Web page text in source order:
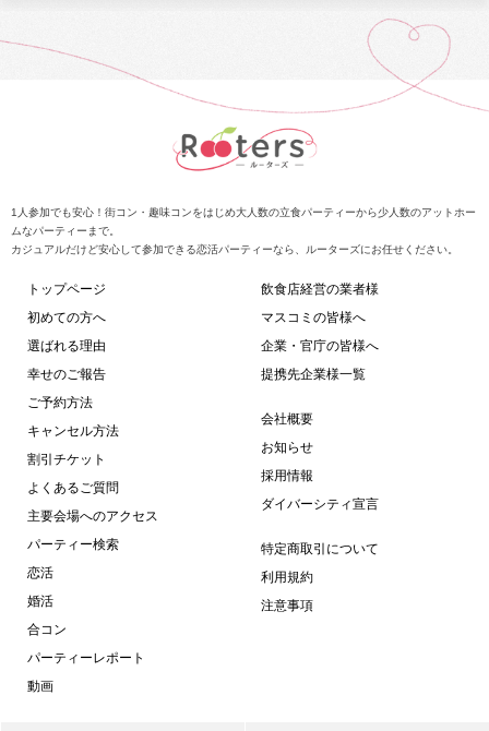
1人参加でも安心！街コン・趣味コンをはじめ大人数の立食パーティーから少人数のアットホー
ムなパーティーまで。
カジュアルだけど安心して参加できる恋活パーティーなら、ルーターズにお任せください。
トップページ
初めての方へ
選ばれる理由
幸せのご報告
ご予約方法
キャンセル方法
割引チケット
よくあるご質問
主要会場へのアクセス
パーティー検索
恋活
婚活
合コン
パーティーレポート
動画
飲食店経営の業者様
マスコミの皆様へ
企業・官庁の皆様へ
提携先企業様一覧
会社概要
お知らせ
採用情報
ダイバーシティ宣言
特定商取引について
利用規約
注意事項